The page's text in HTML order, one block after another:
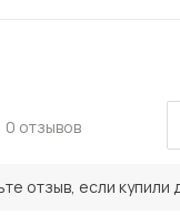
0 отзывов
отзыв, если купили